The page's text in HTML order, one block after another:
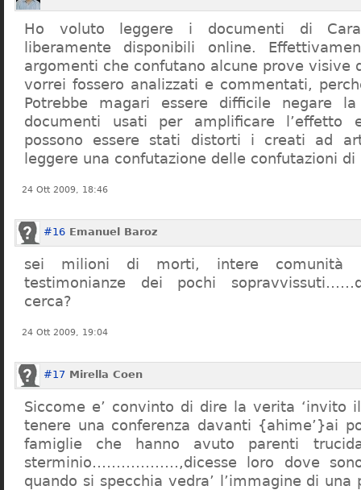
Ho voluto leggere i documenti di
liberamente disponibili online.
argomenti che confutano alcune prove visive
vorrei fossero analizzati e commentati,
Potrebbe magari essere difficile negare
documenti usati per amplificare l’effetto
possono essere stati distorti i creati ad
leggere una confutazione delle confutazioni di
24 Ott 2009, 18:46
#16 Emanuel Baroz
sei milioni di morti, intere comunità
testimonianze dei pochi
cerca?
24 Ott 2009, 19:04
#17 Mirella Coen
Siccome e’ convinto di dire la verita ‘invito
tenere una conferenza davanti {ahime’}ai
famiglie che hanno avuto parenti
sterminio………………,dicesse loro dove
quando si specchia vedra’ l’immagine di una